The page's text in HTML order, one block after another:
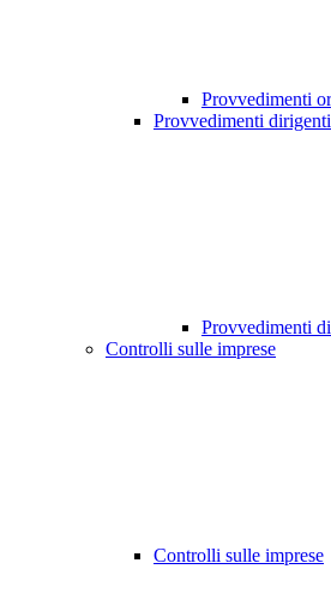
Provvedimenti
Provvedimenti
Provvedimenti
Controlli sulle imprese
Controlli sulle imprese